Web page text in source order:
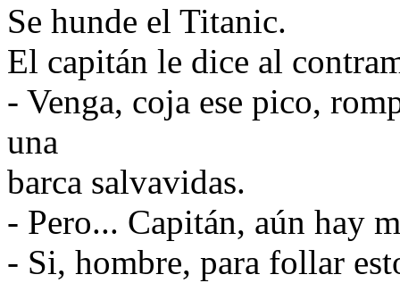
Se hunde el Titanic.
El capitán le dice al
- Venga, coja ese pico,
una
barca salvavidas.
- Pero... Capitán, aún hay
- Si, hombre, para follar